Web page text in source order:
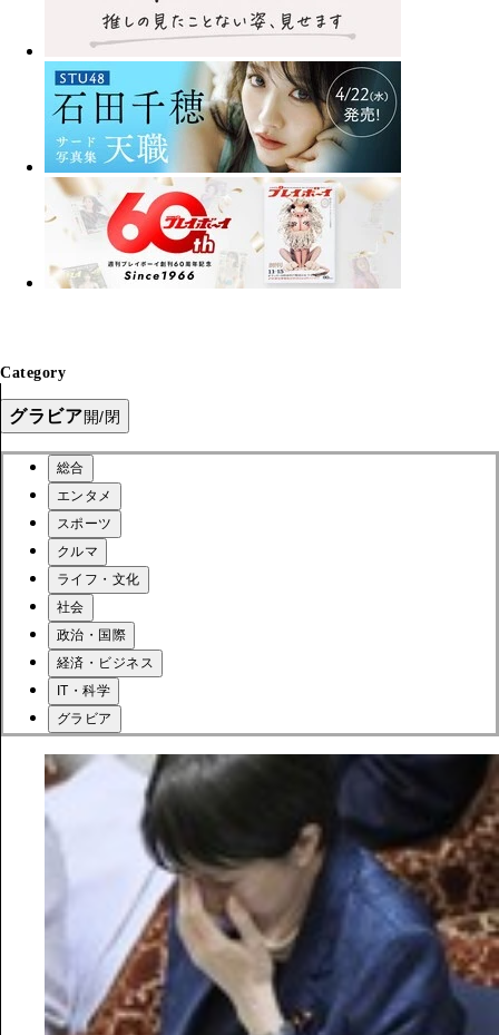
Category
グラビア開/閉
総合
エンタメ
スポーツ
クルマ
ライフ・文化
社会
政治・国際
経済・ビジネス
IT・科学
グラビア